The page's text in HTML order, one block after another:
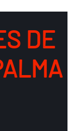
DE